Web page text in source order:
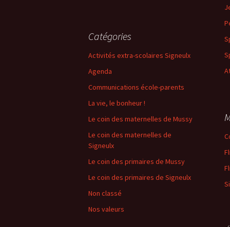
r
c
e
r
:
Catégories
Activités extra-scolaires Signeulx
Agenda
Communications école-parents
La vie, le bonheur !
Le coin des maternelles de Mussy
Le coin des maternelles de
Signeulx
Le coin des primaires de Mussy
Le coin des primaires de Signeulx
Non classé
Nos valeurs